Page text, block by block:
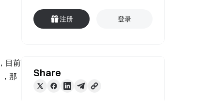
目前
那
注册 登录
Share